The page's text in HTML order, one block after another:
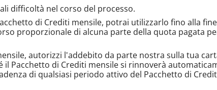
difficoltà nel corso del processo.
di Crediti mensile, potrai utilizzarlo fino alla
proporzionale di alcuna parte della quota pagata
autorizzi l'addebito da parte nostra sulla tua
il Pacchetto di Crediti mensile si rinnoverà
di qualsiasi periodo attivo del Pacchetto di